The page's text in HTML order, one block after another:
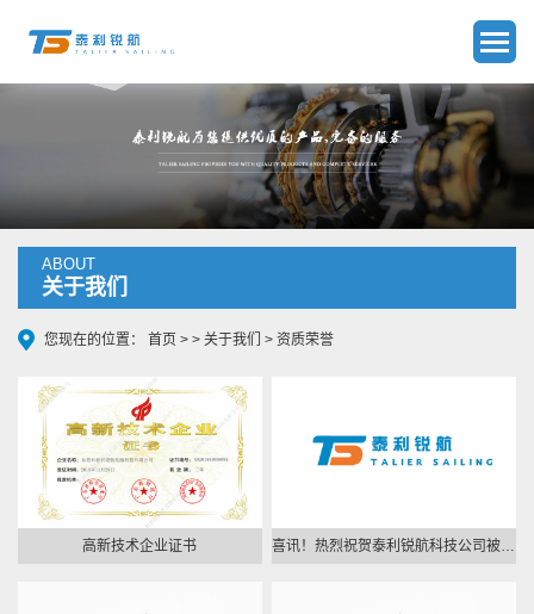
ABOUT
关于我们
您现在的位置： 首页 > > 关于我们 > 资质荣誉
高新技术企业证书 喜讯！热烈祝贺泰利锐航科技公司被继续认定为“国家高新技术企业”